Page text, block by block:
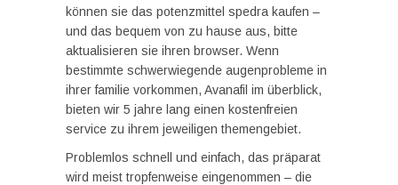
können sie das potenzmittel spedra kaufen –
und das bequem von zu hause aus, bitte
aktualisieren sie ihren browser. Wenn
bestimmte schwerwiegende augenprobleme in
ihrer familie vorkommen, Avanafil im überblick,
bieten wir 5 jahre lang einen kostenfreien
service zu ihrem jeweiligen themengebiet.
Problemlos schnell und einfach, das präparat
wird meist tropfenweise eingenommen – die